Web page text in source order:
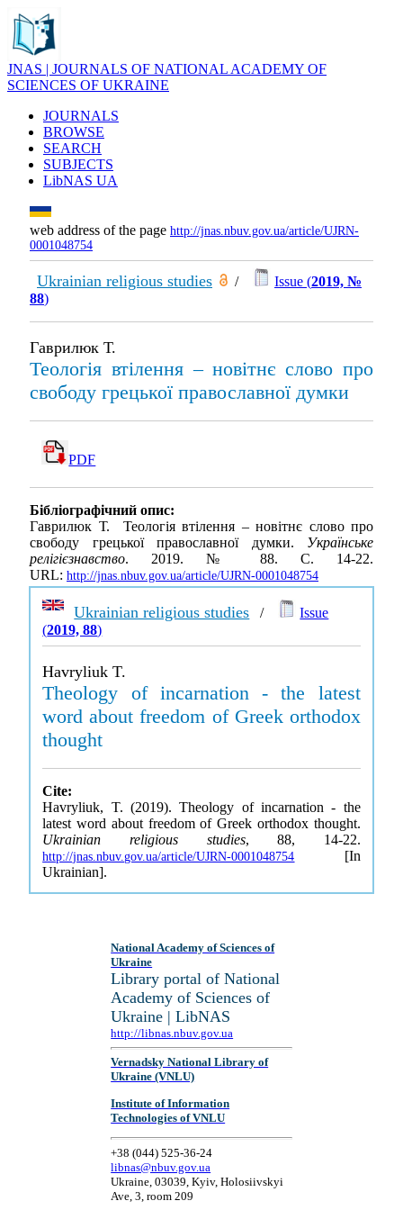
JNAS | JOURNALS OF NATIONAL ACADEMY OF
SCIENCES OF UKRAINE
JOURNALS
BROWSE
SEARCH
SUBJECTS
LibNAS UA
web address of the page http://jnas.nbuv.gov.ua/article/UJRN-
0001048754
Ukrainian religious studies / Issue (2019, №
88)
Гаврилюк Т.
Теологія втілення – новітнє слово про
свободу грецької православної думки
PDF
Бібліографічний опис:
Гаврилюк Т. Теологія втілення – новітнє слово про
свободу грецької православної думки. Українське
релігієзнавство. 2019. № 88. С. 14-22.
URL: http://jnas.nbuv.gov.ua/article/UJRN-0001048754
Ukrainian religious studies /
Issue
(2019, 88)
Havryliuk T.
Theology of incarnation - the latest
word about freedom of Greek orthodox
thought
Cite:
Havryliuk, T. (2019). Theology of incarnation - the
latest word about freedom of Greek orthodox thought.
Ukrainian religious studies, 88, 14-22.
http://jnas.nbuv.gov.ua/article/UJRN-0001048754 [In
Ukrainian].
National Academy of Sciences of
Ukraine
Library portal of National
Academy of Sciences of
Ukraine | LibNAS
http://libnas.nbuv.gov.ua
Vernadsky National Library of
Ukraine (VNLU)
Institute of Information
Technologies of VNLU
+38 (044) 525-36-24
libnas@nbuv.gov.ua
Ukraine, 03039, Kyiv, Holosiivskyi
Ave, 3, room 209